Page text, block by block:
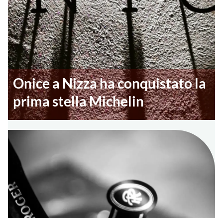
Onice a Nizza ha conquistato la
prima stella Michelin